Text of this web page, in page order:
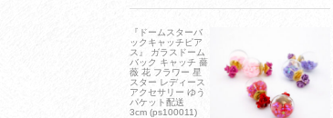
『ドームスターバ
ックキャッチピア
ス』 ガラスドーム
バック キャッチ 薔
薇 花 フラワー 星
スター レディース
アクセサリー ゆう
パケット配送
3cm (ps100011)